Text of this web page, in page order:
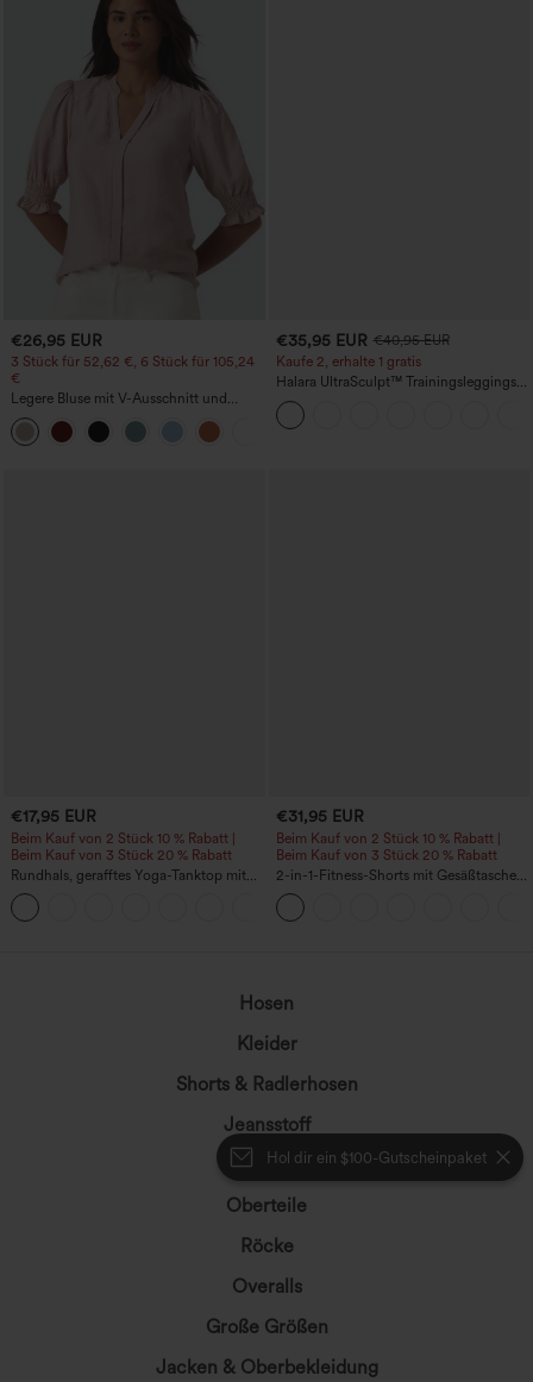
Hol dir ein $100-Gutscheinpaket
€26,95 EUR
3 Stück für 52,62 €, 6 Stück für 105,24
€
Legere Bluse mit V-Ausschnitt und
kurzen Puffärmeln
€35,95 EUR €40,95 EUR
Kaufe 2, erhalte 1 gratis
Halara UltraSculpt™ Trainingsleggings
mit hohem Bund – raffende Push-up-
Po-Form, Bauchkontrolle, Taschen und
formende Passform
€17,95 EUR
Beim Kauf von 2 Stück 10 % Rabatt |
Beim Kauf von 3 Stück 20 % Rabatt
Rundhals, gerafftes Yoga-Tanktop mit
Cool-Touch-Effekt – UPF50+
€31,95 EUR
Beim Kauf von 2 Stück 10 % Rabatt |
Beim Kauf von 3 Stück 20 % Rabatt
2-in-1-Fitness-Shorts mit Gesäßtasche
und seitlicher versteckter Tasche 6,3 cm
Hosen
Kleider
Shorts & Radlerhosen
Jeansstoff
Leggings
Oberteile
Röcke
Overalls
Große Größen
Jacken & Oberbekleidung